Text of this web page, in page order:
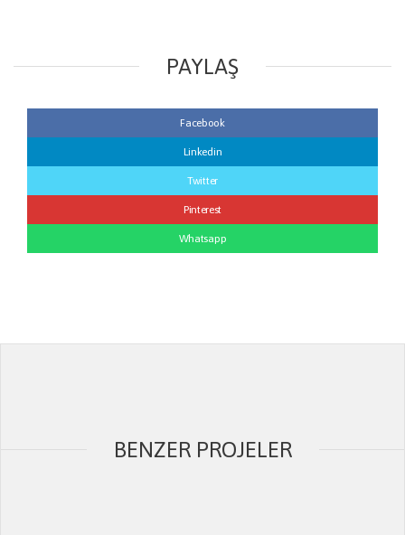
PAYLAŞ
Facebook
Linkedin
Twitter
Pinterest
Whatsapp
BENZER PROJELER